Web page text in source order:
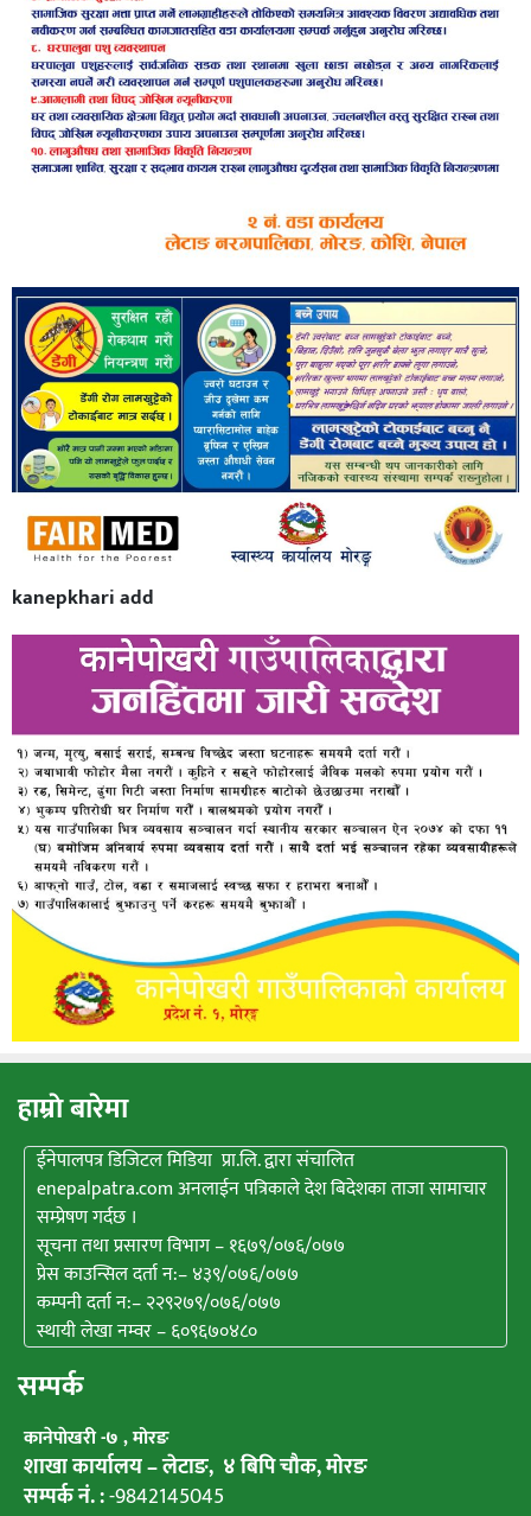
kanepkhari add
हाम्राे बारेमा
ईनेपालपत्र डिजिटल मिडिया प्रा.लि. द्वारा संचालित
enepalpatra.com अनलाईन पत्रिकाले देश बिदेशका ताजा सामाचार
सम्प्रेषण गर्दछ ।
सूचना तथा प्रसारण विभाग – १६७९/०७६/०७७
प्रेस काउन्सिल दर्ता न:– ४३९/०७६/०७७
कम्पनी दर्ता न:– २२९२७९/०७६/०७७
स्थायी लेखा नम्वर – ६०९६७०४८०
सम्पर्क
कानेपाेखरी -७ , मोरङ
शाखा कार्यालय – लेटाङ, ४ बिपि चाैक, माेरङ
सम्पर्क नं. :-9842145045